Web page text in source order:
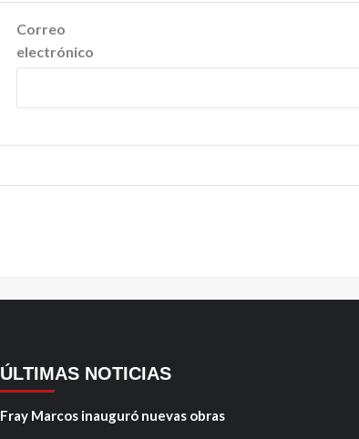
Correo
electrónico
ÚLTIMAS NOTICIAS
Fray Marcos inauguró nuevas obras